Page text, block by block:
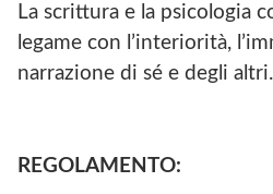
La scrittura e la psicologia
legame con l’interiorità,
narrazione di sé e degli altri.
REGOLAMENTO: